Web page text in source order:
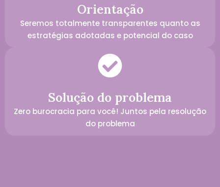
Orientação
Seremos totalmente transparentes quanto as
estratégias adotadas e potencial do caso
Solução do problema
Zero burocracia para você! Juntos pela resolução
do problema